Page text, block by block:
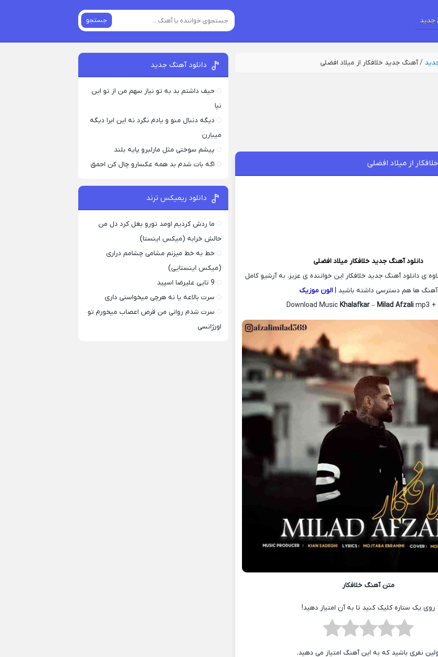
جستجو
/آهنگ جدید خلافکار از میلاد افضلی
از میلاد افضلی
دانلود آهنگ جدیدخلافکار میلاد افضلی
ی دانلود آهنگ جدید خلافکار این خواننده ی عزیز، به آرشیو کامل
آهنگ ها هم دسترسی داشته باشید | الون موزیک
Download MusicKhalafkar –Milad Afzali mp3 +
متن آهنگ خلافکار
روی یک ستاره کلیک کنید تا به آن امتیاز دهید!
نفری باشید که به این آهنگ امتیاز می دهید.
دانلود آهنگ جدید
حیف داشتم بد به تو نیاز سهم من از تو این
نیا
دیگه دنبال منو و یادم نگرد نه این ابرا دیگه
میبارن
پیشم سوختی مثل مارلبرو پایه بلند
اگه بات شدم بد همه عکسارو چال کن احمق
دانلود ریمیکس ترند
ما ردش کردیم اومد تورو بغل کرد دل من
حالش خرابه (میکس اینستا)
خط به خط میزنم مشامی چشامم دراری
(میکس اینستایی)
9 تایی علیرضا اسپید
سرت بالاعه یا نه هرچی میخواستی داری
سرت شدم روانی من قرص اعصاب میخورم تو
اورژانسی